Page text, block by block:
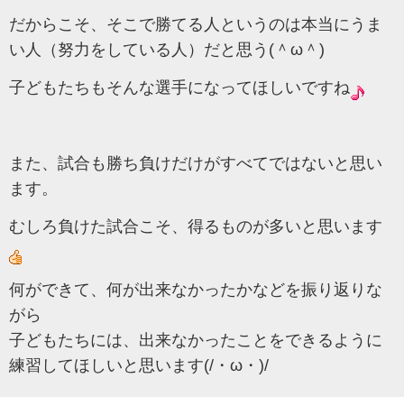
だからこそ、そこで勝てる人というのは本当にうま
い人（努力をしている人）だと思う(＾ω＾)
子どもたちもそんな選手になってほしいですね
また、試合も勝ち負けだけがすべてではないと思い
ます。
むしろ負けた試合こそ、得るものが多いと思います
何ができて、何が出来なかったかなどを振り返りな
がら
子どもたちには、出来なかったことをできるように
練習してほしいと思います(/・ω・)/